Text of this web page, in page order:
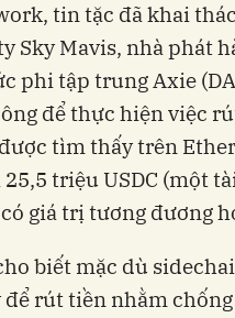
tin tặc đã khai
Sky Mavis, nhà phát
phi tập trung Axie
để thực hiện việc
tìm thấy trên
triệu USDC (một
giá trị tương đương
biết mặc dù
rút tiền nhằm